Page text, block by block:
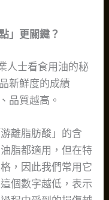
」更關鍵？
人士看食用油的秘
新鮮度的成績
品質越高。
離脂肪酸」的含
脂都適用，但在特
，因此我們常用它
個數字越低，表示